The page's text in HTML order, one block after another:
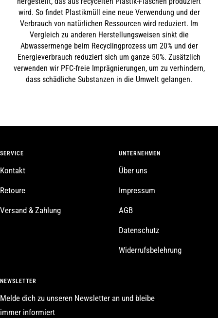
wird. So findet Plastikmüll eine neue Verwendung und der
Verbrauch von natürlichen Ressourcen wird reduziert. Im
Vergleich zu anderen Herstellungsweisen sinkt die
Abwassermenge beim Recyclingprozess um 20% und der
Energieverbrauch reduziert sich um ganze 50%. Zusätzlich
verwenden wir PFC-freie Imprägnierungen, um zu verhindern,
dass schädliche Substanzen in die Umwelt gelangen.
SERVICE
Kontakt
Retoure
Versand & Zahlung
UNTERNEHMEN
Über uns
Impressum
AGB
Datenschutz
Widerrufsbelehrung
NEWSLETTER
Melde dich zu unseren Newsletter an und bleibe
immer informiert